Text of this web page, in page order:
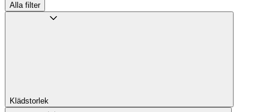
Alla filter
Klädstorlek